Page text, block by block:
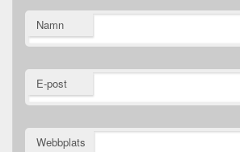
Namn
E-post
Webbplats